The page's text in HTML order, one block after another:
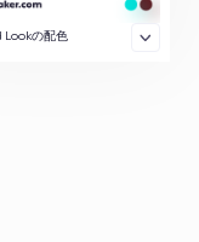
Lookの配色